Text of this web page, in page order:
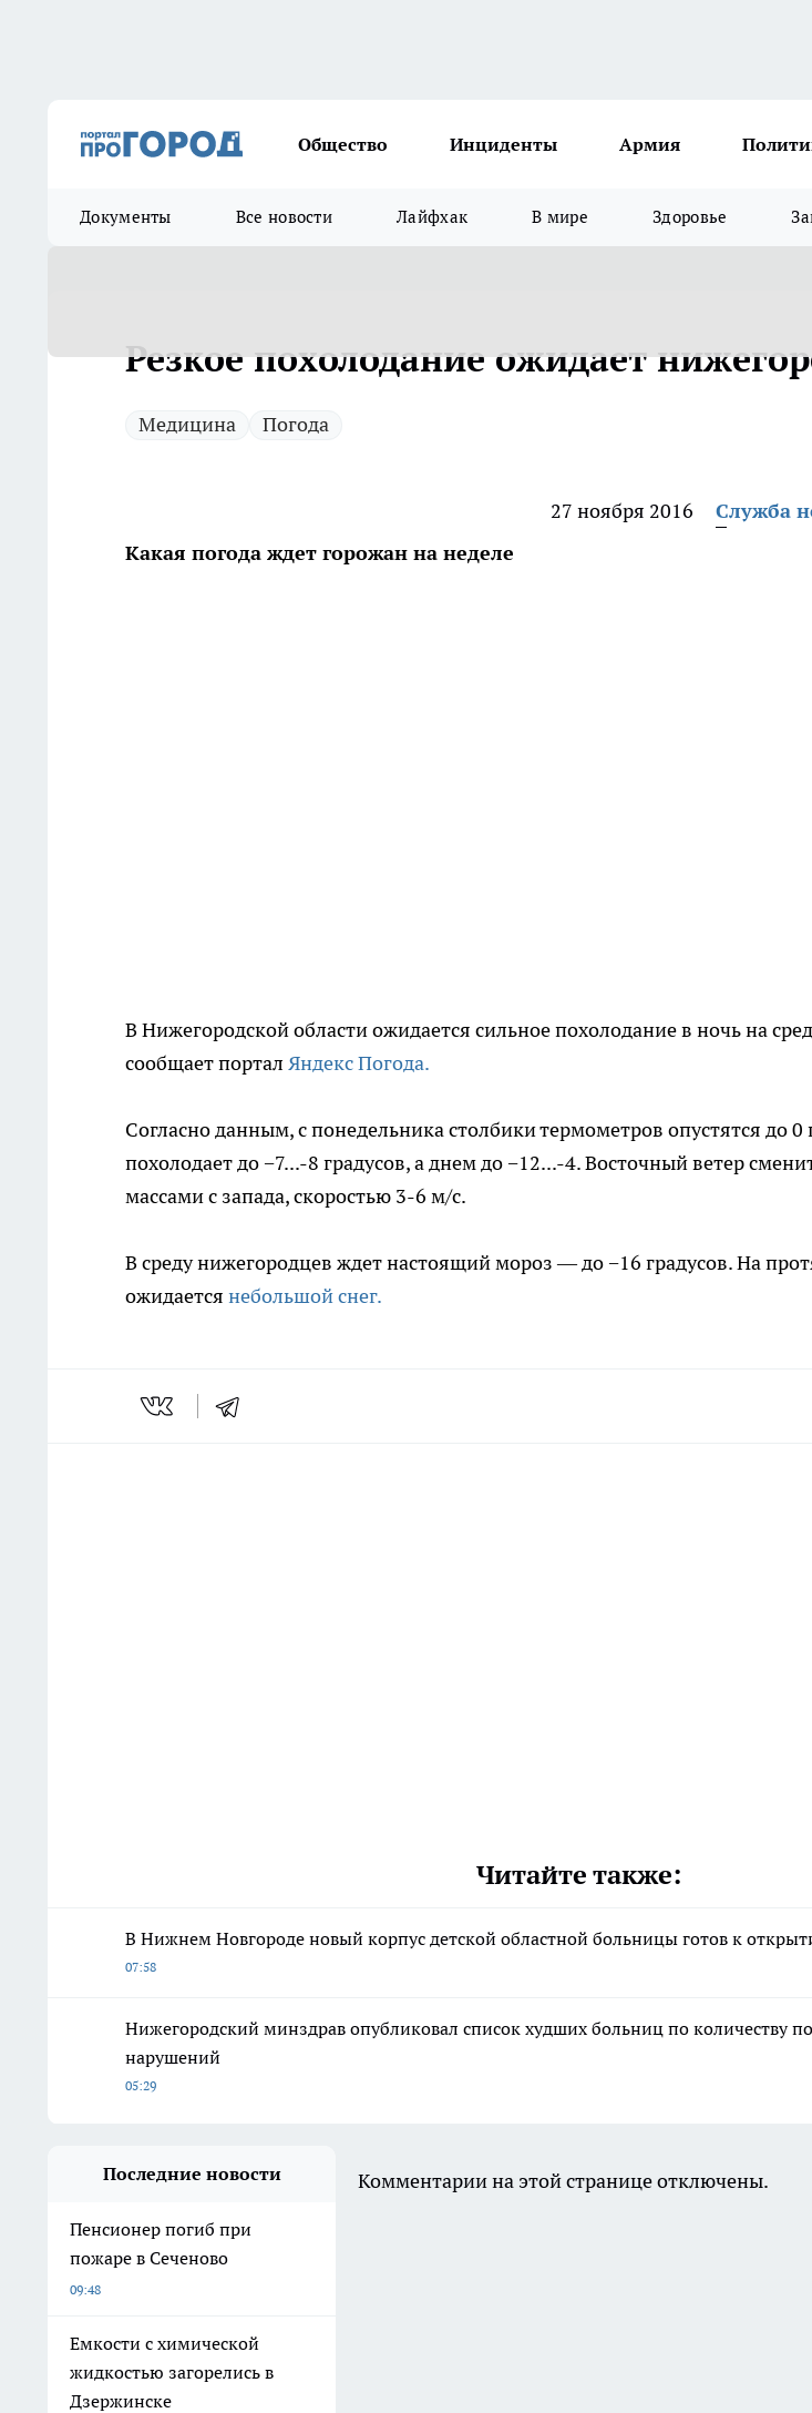
Общество Инциденты Армия
Документы Все новости Лайфхак В мире Здоровье
Резкое похолодание ожидает
Медицина Погода
27 ноября 2016
Служба
Какая погода ждет горожан на неделе
В Нижегородской области ожидается сильное похолодание в ночь на
сообщает портал Яндекс Погода.
Согласно данным, с понедельника столбики термометров опустятся до 0
похолодает до −7...-8 градусов, а днем до −12...-4. Восточный ветер
массами с запада, скоростью 3-6 м/c.
В среду нижегородцев ждет настоящий мороз — до −16 градусов. На
ожидается небольшой снег.
Читайте также:
В Нижнем Новгороде новый корпус детской областной больницы готов к
07:58
Нижегородский минздрав опубликовал список худших больниц по количеству
нарушений
05:29
Последние новости
Пенсионер погиб при
пожаре в Сеченово
09:48
Емкости с химической
жидкостью загорелись в
Дзержинске
Комментарии на этой странице отключены.